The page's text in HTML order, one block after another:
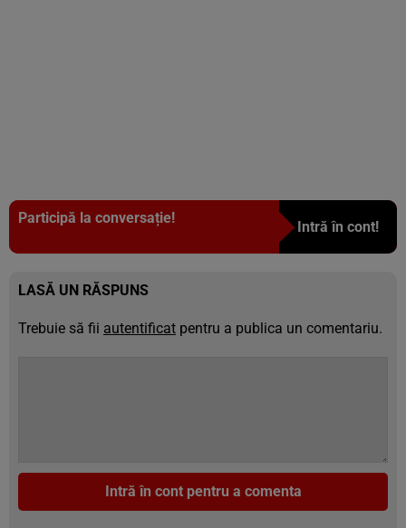
Participă la conversație!
Intră în cont!
LASĂ UN RĂSPUNS
Trebuie să fii autentificat pentru a publica un comentariu.
Intră în cont pentru a comenta